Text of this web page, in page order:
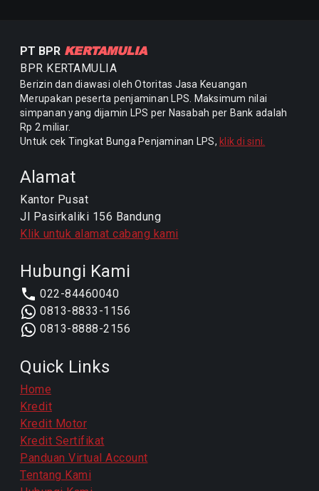
PT BPR KERTAMULIA
BPR KERTAMULIA
Berizin dan diawasi oleh Otoritas Jasa Keuangan
Merupakan peserta penjaminan LPS. Maksimum nilai
simpanan yang dijamin LPS per Nasabah per Bank adalah
Rp 2 miliar.
Untuk cek Tingkat Bunga Penjaminan LPS, klik di sini.
Alamat
Kantor Pusat
Jl Pasirkaliki 156 Bandung
Klik untuk alamat cabang kami
Hubungi Kami
022-84460040
0813-8833-1156
0813-8888-2156
Quick Links
Home
Kredit
Kredit Motor
Kredit Sertifikat
Panduan Virtual Account
Tentang Kami